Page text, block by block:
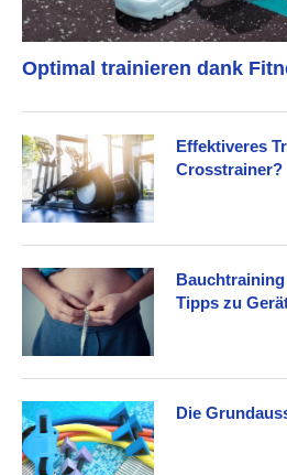
Optimal trainieren dank
Effektiveres
Crosstrainer?
Tipps zu
Die